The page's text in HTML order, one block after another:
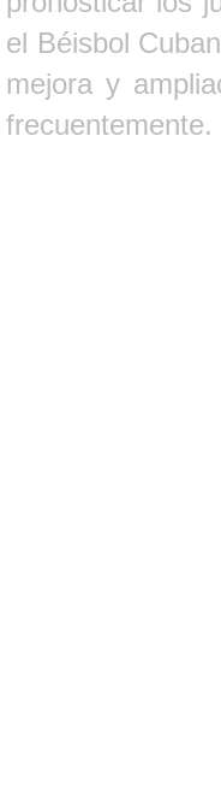
el Béisbol
mejora y
frecuentemente.